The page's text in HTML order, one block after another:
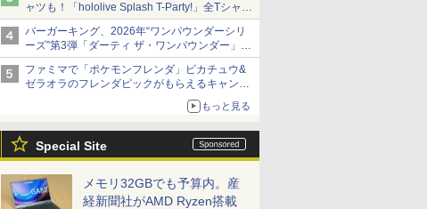
ャツも！「hololive Splash T-Party!」全Tシャツ
ラインナップ公開＆オンライン販売開始
バーガーキング、2026年“ワンパウンダーシリ
ーズ”第3弾「ダーティ ザ・ワンパウンダー」を
8月7日発売
「特製ガーリックマヨソース」を使用した超大
型チーズバーガー
ファミマで「ポケモンフレンダ」ピカチュウ&
ゼラオラのフレンダピックがもらえるキャンペ
もっと見る
Special Site
メモリ32GBでも予算内。産
経新聞社がAMD Ryzen搭載